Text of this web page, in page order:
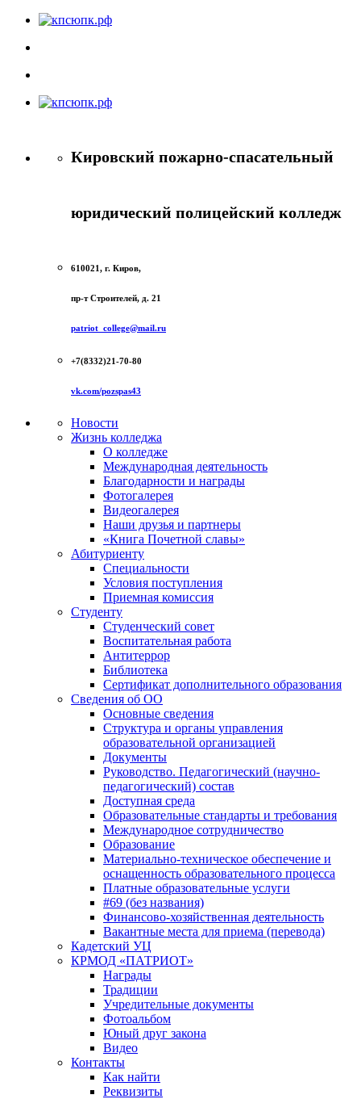
Кировский пожарно-спасательный
юридический полицейский колледж
610021, г. Киров,
пр-т Строителей, д. 21
patriot_college@mail.ru
+7(8332)21-70-80
vk.com/pozspas43
Новости
Жизнь колледжа
О колледже
Международная деятельность
Благодарности и награды
Фотогалерея
Видеогалерея
Наши друзья и партнеры
«Книга Почетной славы»
Абитуриенту
Специальности
Условия поступления
Приемная комиссия
Студенту
Студенческий совет
Воспитательная работа
Антитеррор
Библиотека
Сертификат дополнительного образования
Сведения об ОО
Основные сведения
Структура и органы управления
образовательной организацией
Документы
Руководство. Педагогический (научно-
педагогический) состав
Доступная среда
Образовательные стандарты и требования
Международное сотрудничество
Образование
Материально-техническое обеспечение и
оснащенность образовательного процесса
Платные образовательные услуги
#69 (без названия)
Финансово-хозяйственная деятельность
Вакантные места для приема (перевода)
Кадетский УЦ
КРМОД «ПАТРИОТ»
Награды
Традиции
Учредительные документы
Фотоальбом
Юный друг закона
Видео
Контакты
Как найти
Реквизиты